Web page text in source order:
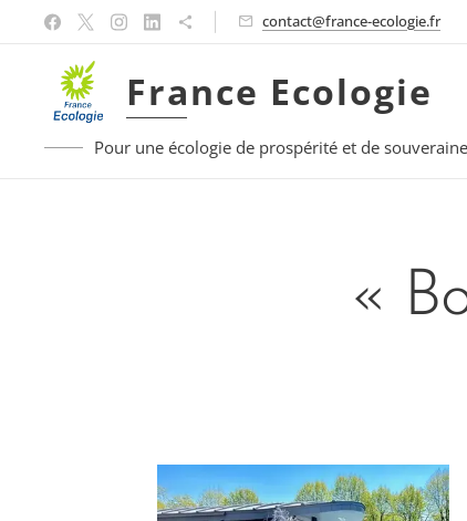
contact@france-ecologie.fr
France Ecologie
Pour une écologie de prospérité et de
«